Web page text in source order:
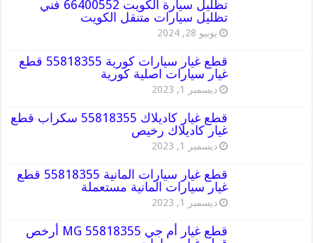
تظليل سيارة الكويت 66400552 فني
تظليل سيارات متنقل الكويت
يونيو 28, 2024
قطع غيار سيارات كورية 55818355 قطع
غيار سيارات اصلية كورية
ديسمبر 1, 2023
قطع غيار كاديلاك 55818355 سكراب قطع
غيار كاديلاك رخيص
ديسمبر 1, 2023
قطع غيار سيارات المانية 55818355 قطع
غيار سيارات المانية مستعملة
ديسمبر 1, 2023
قطع غيار أم جي MG 55818355 أرخص